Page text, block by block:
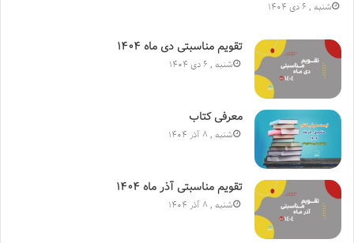
شنبه , 6 دی 1404
تقویم مناسبتی دی ماه ۱۴۰۴
شنبه , 6 دی 1404
معرفی کتاب
شنبه , 8 آذر 1404
تقویم مناسبتی آذر ماه ۱۴۰۴
شنبه , 8 آذر 1404